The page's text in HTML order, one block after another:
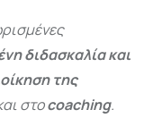
διδασκαλία και
της
στοcoaching.